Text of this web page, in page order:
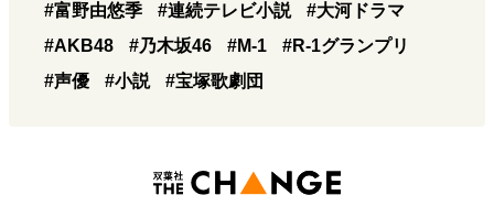
#富野由悠季 #連続テレビ小説
#大河ドラマ
#AKB48
#乃木坂46 #M-1
#R-1グランプリ
#声優
#小説 #宝塚歌劇団